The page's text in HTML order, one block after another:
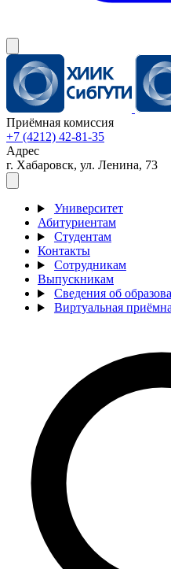
Приёмная комиссия
+7 (4212) 42-81-35
Адрес
г. Хабаровск, ул. Ленина, 73
Университет
Абитуриентам
Студентам
Контакты
Сотрудникам
Выпускникам
Сведения об
Виртуальная